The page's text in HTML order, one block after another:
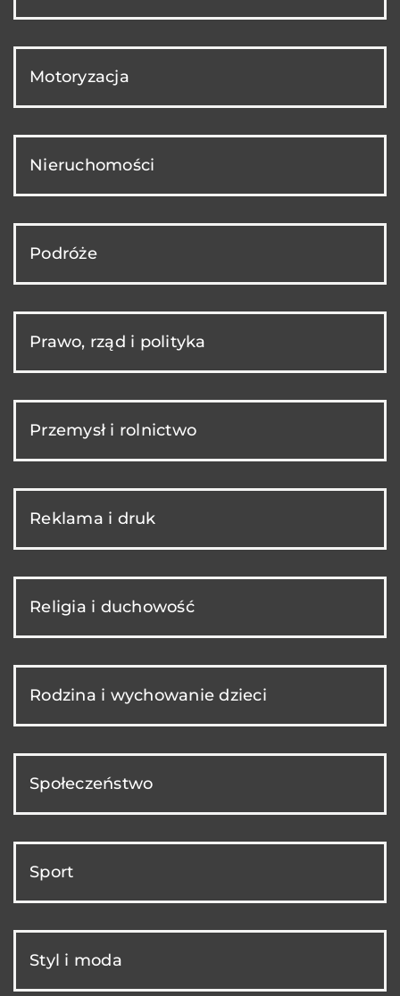
Motoryzacja
Nieruchomości
Podróże
Prawo, rząd i polityka
Przemysł i rolnictwo
Reklama i druk
Religia i duchowość
Rodzina i wychowanie dzieci
Społeczeństwo
Sport
Styl i moda